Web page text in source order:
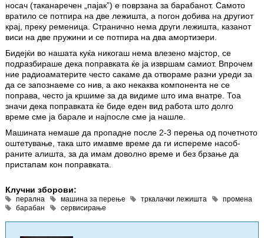
носач (така­наречен „пајак”) е поврзана за барабанот. Самото
вратило се потпира на две лежишта, а погон добива на другиот
крај, преку ременица. Странично нема други лежишта, казанот
виси на две пружини и се потпира на два амортизери.
Бидејќи во нашата куќа никогаш нема влезено мајстор, се
подразбираше дека поправката ќе ја извршам самиот. Впрочем
ние радиоаматерите често сакаме да отвораме разни уреди за
да се запознаеме со нив, а ако некаква компонента не се
поправа, често ја кршиме за да видиме што има внатре. Тоа
значи дека поправката ќе биде еден вид работа што долго
време сме ја барале и најпосле сме ја нашле.
Машината немаше да пропадне после 2-3 перења од почет­ното
оштетување, така што имавме време да ги испереме насоб­
раните алишта, за да имам доволно време и без брзање да
пристапам кон поправката.
Клучни зборови:
перална машина за перење тркалачки лежишта
промена
барабан
сервисирање